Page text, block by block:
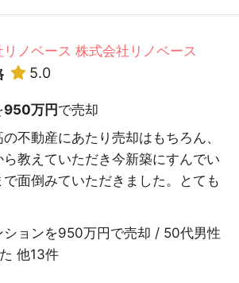
リノベース 株式会社リノベース
5.0
950万円で売却
不動産にあたり売却はもちろん、
教えていただき今新築にすんでい
面倒みていただきました。とても
ションを950万円で売却 / 50代男性
他13件